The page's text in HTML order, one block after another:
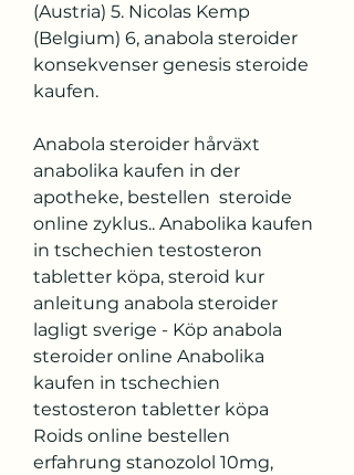
(Austria) 5. Nicolas Kemp
(Belgium) 6, anabola steroider
konsekvenser genesis steroide
kaufen.
Anabola steroider hårväxt
anabolika kaufen in der
apotheke, bestellen  steroide
online zyklus.. Anabolika kaufen
in tschechien testosteron
tabletter köpa, steroid kur
anleitung anabola steroider
lagligt sverige - Köp anabola
steroider online Anabolika
kaufen in tschechien
testosteron tabletter köpa
Roids online bestellen
erfahrung stanozolol 10mg,